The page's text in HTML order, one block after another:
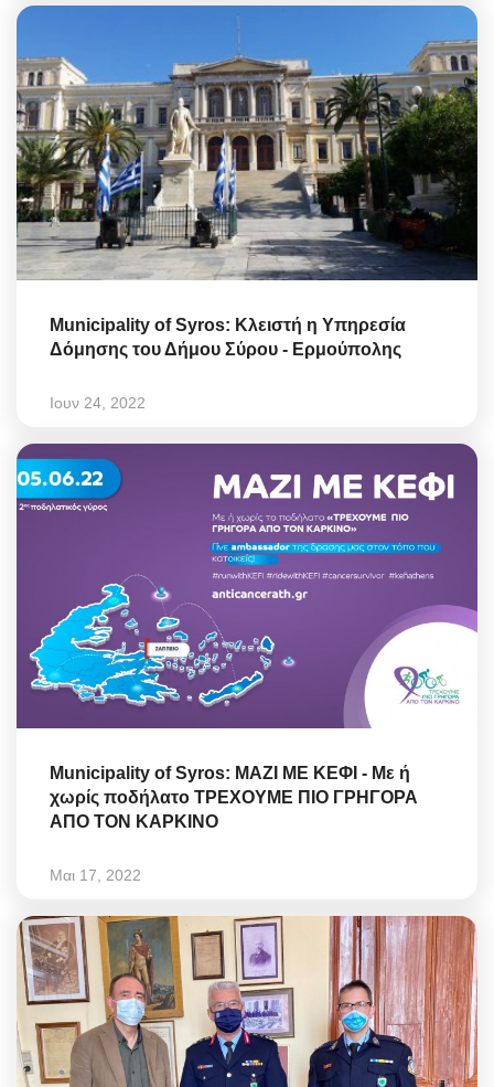
Municipality of Syros: Κλειστή η Υπηρεσία
Δόμησης του Δήμου Σύρου - Ερμούπολης
Ιουν 24, 2022
Municipality of Syros: ΜΑΖΙ ΜΕ ΚΕΦΙ - Με ή
χωρίς ποδήλατο ΤΡΕΧΟΥΜΕ ΠΙΟ ΓΡΗΓΟΡΑ
ΑΠΟ ΤΟΝ ΚΑΡΚΙΝΟ
Μαι 17, 2022